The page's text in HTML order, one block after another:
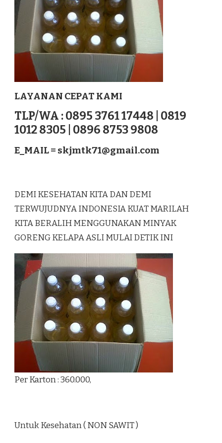
LAYANAN CEPAT KAMI
TLP/WA : 0895 3761 17448 | 0819
1012 8305 | 0896 8753 9808
E_MAIL = skjmtk71@gmail.com
DEMI KESEHATAN KITA DAN DEMI
TERWUJUDNYA INDONESIA KUAT MARILAH
KITA BERALIH MENGGUNAKAN MINYAK
GORENG KELAPA ASLI MULAI DETIK INI
Per Karton : 360.000,
Untuk Kesehatan ( NON SAWIT )